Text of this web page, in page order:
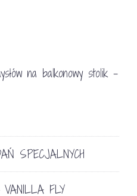
na balkonowy stolik -
SPECJALNYCH
VANILLA FLY